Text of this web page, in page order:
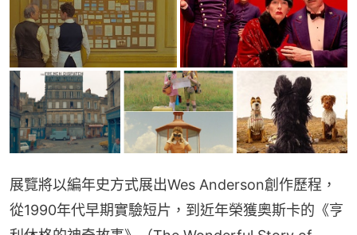
展覽將以編年史方式展出Wes Anderson創作歷程，
從1990年代早期實驗短片，到近年榮獲奧斯卡的《亨